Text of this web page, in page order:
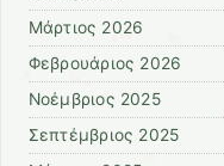
Μάρτιος 2026
Φεβρουάριος 2026
Νοέμβριος 2025
Σεπτέμβριος 2025